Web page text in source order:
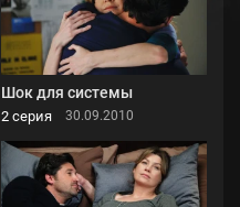
Шок для системы
2 серия 30.09.2010